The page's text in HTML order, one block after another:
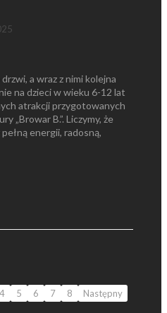
a wraz z nimi kolejna
na dzieci w wieku 6-12 lat
atrakcji przygotowanych
„Browar B.”. Liczymy, że
energii, radosną,
4 5 6 7 8 Następny